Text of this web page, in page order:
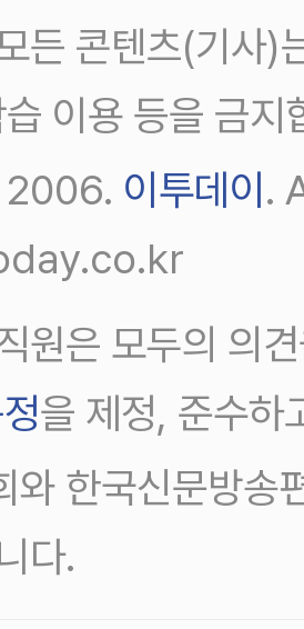
든 콘텐츠(기사)
이용 등을 금지
이투데이 .
원은 모두의 의
을 제정, 준수하
와 한국신문방송
다.